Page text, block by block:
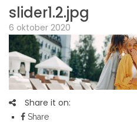
slider1.2.jpg
6 oktober 2020
Share it on:
Share